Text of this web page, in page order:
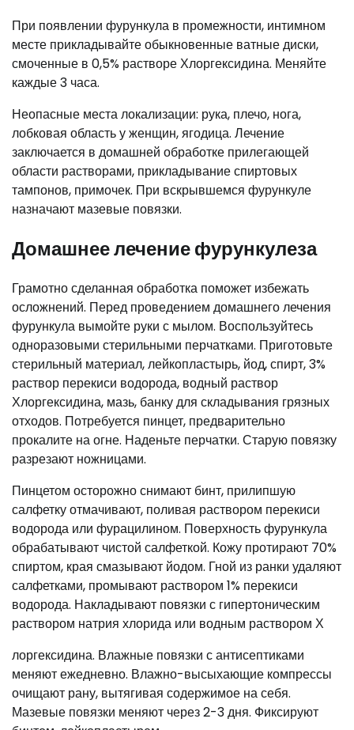
При появлении фурункула в промежности, интимном
месте прикладывайте обыкновенные ватные диски,
смоченные в 0,5% растворе Хлоргексидина. Меняйте
каждые 3 часа.
Неопасные места локализации: рука, плечо, нога,
лобковая область у женщин, ягодица. Лечение
заключается в домашней обработке прилегающей
области растворами, прикладывание спиртовых
тампонов, примочек. При вскрывшемся фурункуле
назначают мазевые повязки.
Домашнее лечение фурункулеза
Грамотно сделанная обработка поможет избежать
осложнений. Перед проведением домашнего лечения
фурункула вымойте руки с мылом. Воспользуйтесь
одноразовыми стерильными перчатками. Приготовьте
стерильный материал, лейкопластырь, йод, спирт, 3%
раствор перекиси водорода, водный раствор
Хлоргексидина, мазь, банку для складывания грязных
отходов. Потребуется пинцет, предварительно
прокалите на огне. Наденьте перчатки. Старую повязку
разрезают ножницами.
Пинцетом осторожно снимают бинт, прилипшую
салфетку отмачивают, поливая раствором перекиси
водорода или фурацилином. Поверхность фурункула
обрабатывают чистой салфеткой. Кожу протирают 70%
спиртом, края смазывают йодом. Гной из ранки удаляют
салфетками, промывают раствором 1% перекиси
водорода. Накладывают повязки с гипертоническим
раствором натрия хлорида или водным раствором Х
лоргексидина. Влажные повязки с антисептиками
меняют ежедневно. Влажно-высыхающие компрессы
очищают рану, вытягивая содержимое на себя.
Мазевые повязки меняют через 2-3 дня. Фиксируют